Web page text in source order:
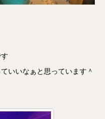
いいなぁと思っています＾